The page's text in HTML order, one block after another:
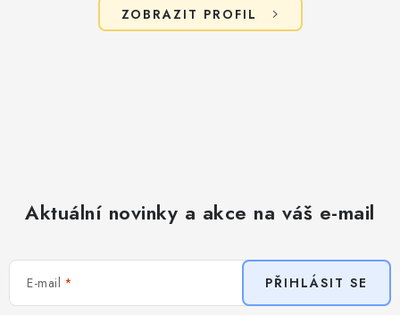
ZOBRAZIT PROFIL
Aktuální novinky a akce na váš e-mail
E-mail PŘIHLÁSIT SE